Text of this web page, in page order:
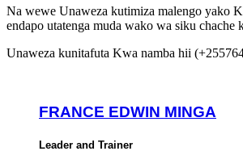
Na wewe Unaweza kutimiza malengo yako
endapo utatenga muda wako wa siku chache
Unaweza kunitafuta Kwa namba hii
FRANCE EDWIN MINGA
Leader and Trainer